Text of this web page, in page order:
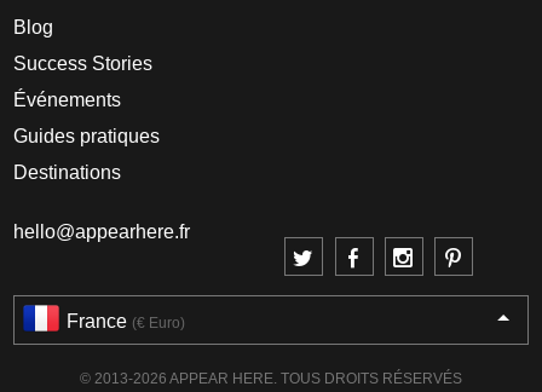
Blog
Success Stories
Événements
Guides pratiques
Destinations
hello@appearhere.fr
France (€ Euro)
© 2013-2026 APPEAR HERE. TOUS DROITS RÉSERVÉS